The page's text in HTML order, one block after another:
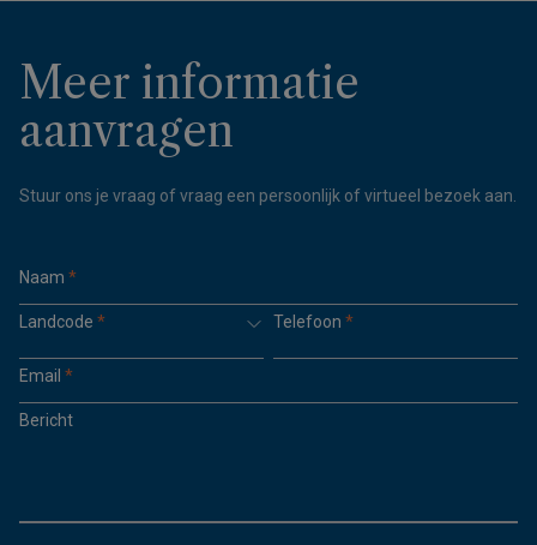
Meer informatie
aanvragen
Stuur ons je vraag of vraag een persoonlijk of virtueel bezoek aan.
Naam *
Landcode * Telefoon *
Email *
Bericht